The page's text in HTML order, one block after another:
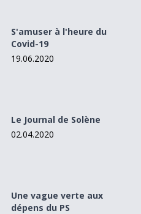
du Covid-19
S'amuser à l'heure du
Covid-19
19.06.2020
Le Journal de Solène
02.04.2020
PS
Une vague verte aux
dépens du PS